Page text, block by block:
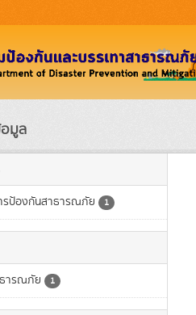
มูล
รป้องกันสาธารณภัย 1
ารณภัย 1